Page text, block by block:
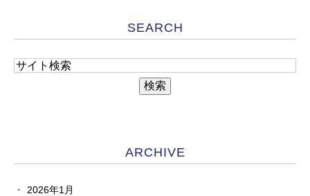
SEARCH
ARCHIVE
2026年1月